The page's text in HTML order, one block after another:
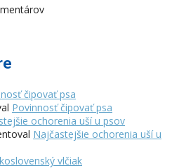
čipovať psa
Povinnosť čipovať psa
ochorenia uší u psov
Najčastejšie ochorenia uší u
vlčiak